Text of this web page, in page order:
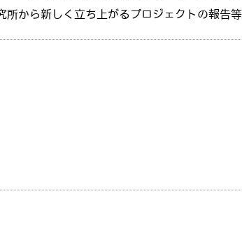
から新しく立ち上がるプロジェクトの報告等